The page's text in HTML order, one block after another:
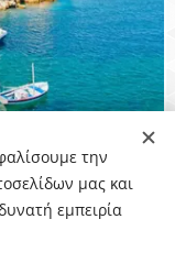
την
μας και
εμπειρία